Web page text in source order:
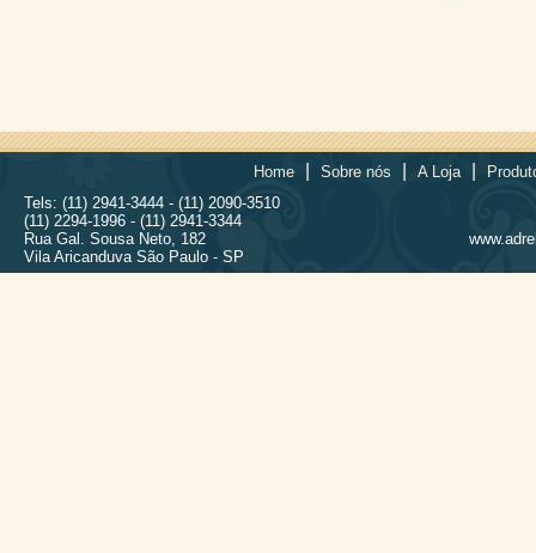
Home Sobre nós A Loja
Tels: (11) 2941-3444 - (11) 2090-3510
(11) 2294-1996 - (11) 2941-3344
Rua Gal. Sousa Neto, 182
Vila Aricanduva São Paulo - SP